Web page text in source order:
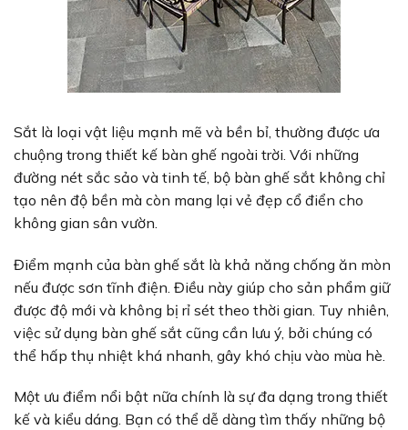
Sắt là loại vật liệu mạnh mẽ và bền bỉ, thường được ưa
chuộng trong thiết kế bàn ghế ngoài trời. Với những
đường nét sắc sảo và tinh tế, bộ bàn ghế sắt không chỉ
tạo nên độ bền mà còn mang lại vẻ đẹp cổ điển cho
không gian sân vườn.
Điểm mạnh của bàn ghế sắt là khả năng chống ăn mòn
nếu được sơn tĩnh điện. Điều này giúp cho sản phẩm giữ
được độ mới và không bị rỉ sét theo thời gian. Tuy nhiên,
việc sử dụng bàn ghế sắt cũng cần lưu ý, bởi chúng có
thể hấp thụ nhiệt khá nhanh, gây khó chịu vào mùa hè.
Một ưu điểm nổi bật nữa chính là sự đa dạng trong thiết
kế và kiểu dáng. Bạn có thể dễ dàng tìm thấy những bộ